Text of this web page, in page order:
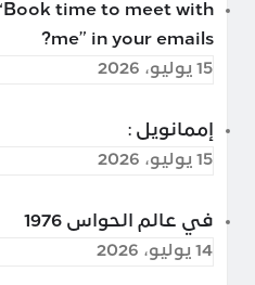
time to meet with
me” in your emails?
15 يوليو، 2026
إممانويل :
15 يوليو، 2026
في عالم الحواس 1976
14 يوليو، 2026